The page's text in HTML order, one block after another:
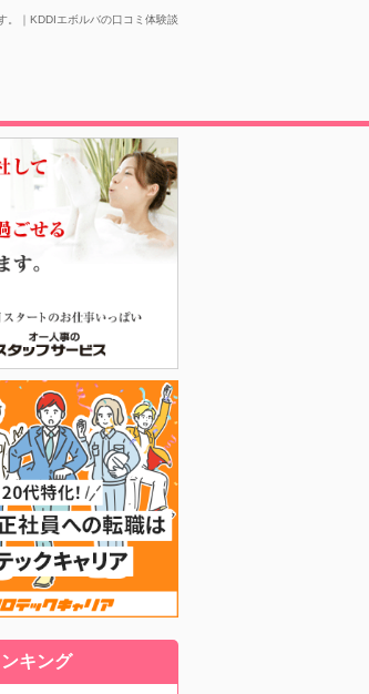
。｜KDDIエボルバの口コミ体験談
キング